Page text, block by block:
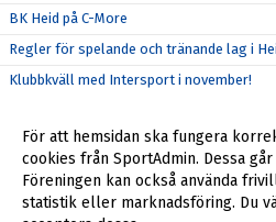
BK Heid på C-More
Regler för spelande och tränande lag i
Klubbkväll med Intersport i november!
Hanna Wedenby spelar EM i sommar!
BK Heid hälsar sin nya sportchef
välkommen!
För att hemsidan ska fungera
cookies från SportAdmin. Dessa
Föreningen kan också använda
statistik eller marknadsföring. Du